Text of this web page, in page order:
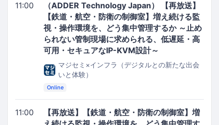
11:00
（ADDER Technology Japan） 【再放送】
【鉄道・航空・防衛の制御室】増え続ける監
視・操作環境を、どう集中管理するか ～止め
られない管制現場に求められる、低遅延・高
可用・セキュアなIP-KVM設計～
マジセミ×インフラ（デジタルとの新たな出会
いと体験）
Online
11:00
【再放送】【鉄道・航空・防衛の制御室】増